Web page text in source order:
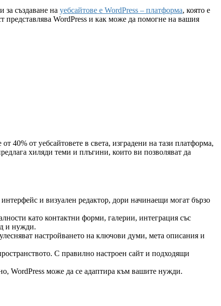
създаване на уебсайтове е WordPress – платформа, която е
представлява WordPress и как може да помогне на вашия
40% от уебсайтовете в света, изградени на тази платформа,
хиляди теми и плъгини, които ви позволяват да
и визуален редактор, дори начинаещи могат бързо
като контактни форми, галерии, интеграция със
и нужди.
настройването на ключови думи, мета описания и
С правилно настроен сайт и подходящи
WordPress може да се адаптира към вашите нужди.